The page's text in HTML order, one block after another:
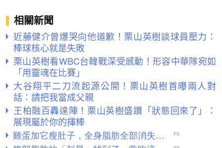
相關新聞
近藤健介曾爆哭向他道歉！栗山英樹談球員壓力：
棒球核心就是失敗
栗山英樹看WBC台韓戰深受感動！形容中華隊宛如
「用靈魂在比賽」
大谷翔平二刀流起源公開！栗山英樹首曝兩人對
話：請把我當成父親
王柏融百轟達陣！栗山英樹盛讚「狀態回來了」：
展現屬於你的揮棒